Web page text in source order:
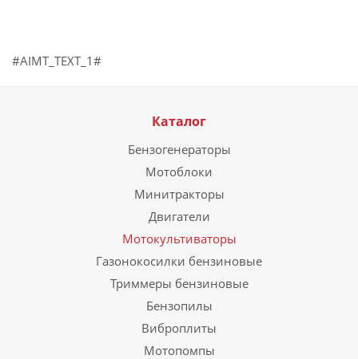
#AIMT_TEXT_1#
Каталог
Бензогенераторы
Мотоблоки
Минитракторы
Двигатели
Мотокультиваторы
Газонокосилки бензиновые
Триммеры бензиновые
Бензопилы
Виброплиты
Мотопомпы